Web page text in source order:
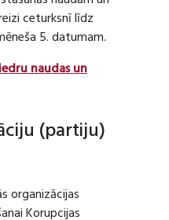
ceturksnī līdz
5. datumam.
naudas un
(partiju)
organizācijas
Korupcijas